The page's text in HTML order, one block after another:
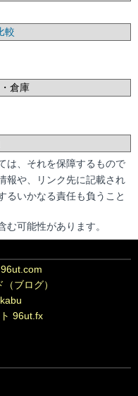
較
倉庫
は、それを保障するもので
報や、リンク先に記載され
るいかなる責任も負うこと
可能性があります。
ブログ）
96ut.fx